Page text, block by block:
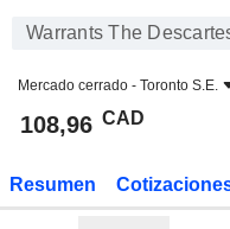
Warrants The
Mercado cerrado - Toronto S.E.
108,96 CAD
Resumen